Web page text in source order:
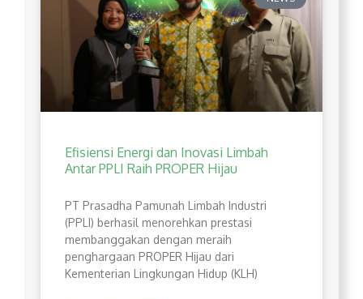
Efisiensi Energi dan Inovasi Limbah
Antar PPLI Raih PROPER Hijau
PT Prasadha Pamunah Limbah Industri
(PPLI) berhasil menorehkan prestasi
membanggakan dengan meraih
penghargaan PROPER Hijau dari
Kementerian Lingkungan Hidup (KLH)